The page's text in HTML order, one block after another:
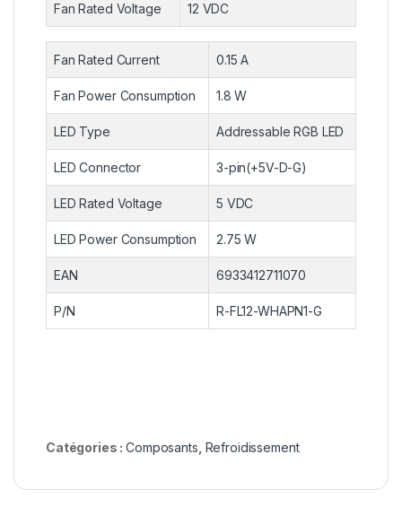
Fan Rated Voltage 12 VDC
Fan Rated Current 0.15 A
Fan Power Consumption 1.8 W
LED Type Addressable RGB LED
LED Connector 3-pin(+5V-D-G)
LED Rated Voltage 5 VDC
LED Power Consumption 2.75 W
EAN 6933412711070
P/N R-FL12-WHAPN1-G
Catégories :Composants Refroidissement